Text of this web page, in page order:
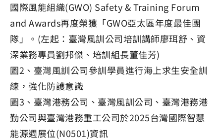
國際風能組織(GWO) Safety & Training Forum
and Awards再度榮獲「GWO亞太區年度最佳團
隊」。(左起：臺灣風訓公司培訓講師廖珥舒、資
深業務專員劉邦傑、培訓組長董佳芳)
圖2、臺灣風訓公司參訓學員進行海上求生安全訓
練，強化防護意識
圖3、臺灣港務公司、臺灣風訓公司、臺灣港務港
勤公司與臺灣港務重工公司於2025台灣國際智慧
能源週展位(N0501)資訊